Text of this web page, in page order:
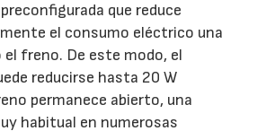
que reduce
el consumo eléctrico una
el freno. De este modo, el
reducirse hasta 20 W
permanece abierto, una
habitual en numerosas